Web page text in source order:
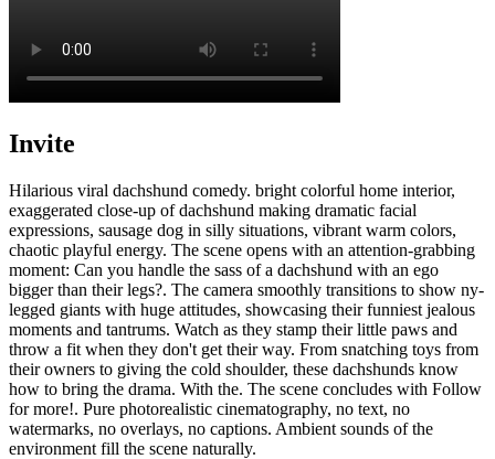
Invite
Hilarious viral dachshund comedy. bright colorful home interior,
exaggerated close-up of dachshund making dramatic facial
expressions, sausage dog in silly situations, vibrant warm colors,
chaotic playful energy. The scene opens with an attention-grabbing
moment: Can you handle the sass of a dachshund with an ego
bigger than their legs?. The camera smoothly transitions to show ny-
legged giants with huge attitudes, showcasing their funniest jealous
moments and tantrums. Watch as they stamp their little paws and
throw a fit when they don't get their way. From snatching toys from
their owners to giving the cold shoulder, these dachshunds know
how to bring the drama. With the. The scene concludes with Follow
for more!. Pure photorealistic cinematography, no text, no
watermarks, no overlays, no captions. Ambient sounds of the
environment fill the scene naturally.